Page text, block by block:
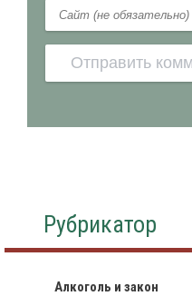
Рубрикатор
Алкоголь и закон